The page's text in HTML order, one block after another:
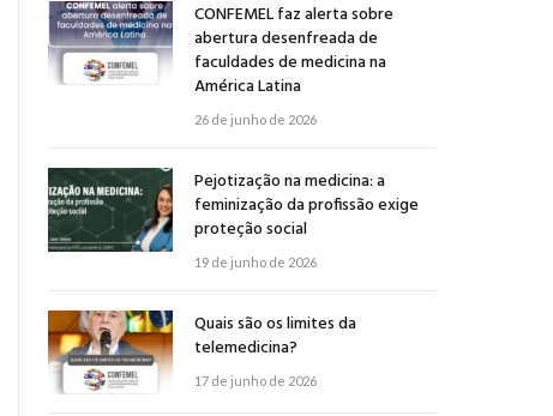
CONFEMEL faz alerta sobre
abertura desenfreada de
faculdades de medicina na
América Latina
26 de junho de 2026
Pejotização na medicina: a
feminização da profissão exige
proteção social
19 de junho de 2026
Quais são os limites da
telemedicina?
17 de junho de 2026